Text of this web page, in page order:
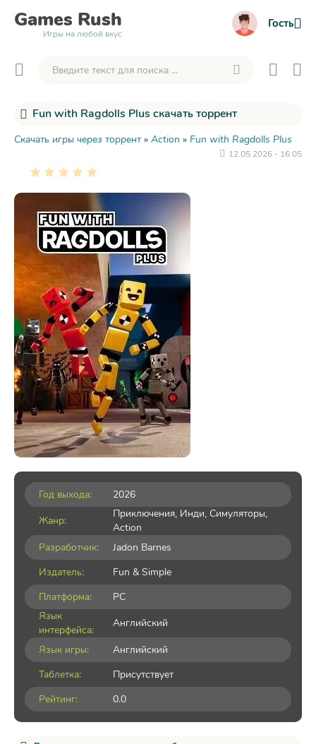
Games Rush
Игры на любой вкус
Гость
Fun with Ragdolls Plus скачать торрент
Скачать игры через торрент» Action » Fun with Ragdolls Plus
12.05.2026 - 16:05
Год выхода:
2026
Жанр:
Приключения, Инди, Симуляторы,
Action
Разработчик:
Jadon Barnes
Издатель:
Fun & Simple
Платформа:
PC
Язык
интерфейса:
Английский
Язык игры:
Английский
Таблетка:
Присутствует
Рейтинг:
0.0